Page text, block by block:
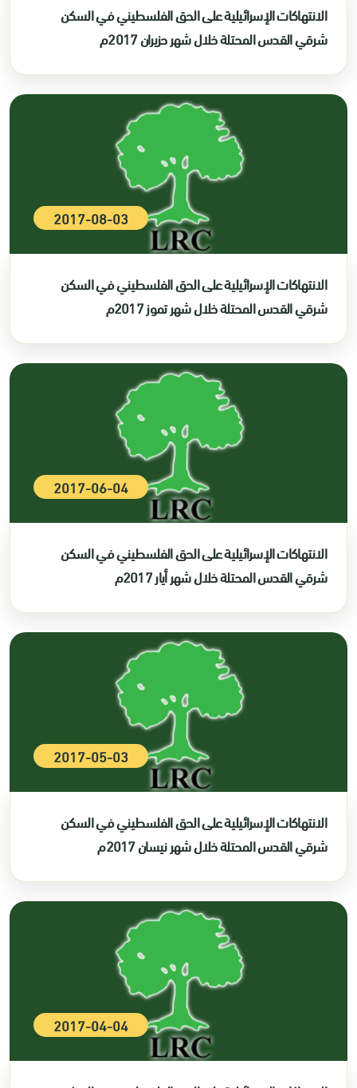
الانتهاكات الإسرائيلية على الحق الفلسطيني في السكن
شرقي القدس المحتلة خلال شهر حزيران 2017م
2017-08-03
الانتهاكات الإسرائيلية على الحق الفلسطيني في السكن
شرقي القدس المحتلة خلال شهر تموز 2017م
2017-06-04
الانتهاكات الإسرائيلية على الحق الفلسطيني في السكن
شرقي القدس المحتلة خلال شهر أيار 2017م
2017-05-03
الانتهاكات الإسرائيلية على الحق الفلسطيني في السكن
شرقي القدس المحتلة خلال شهر نيسان 2017م
2017-04-04